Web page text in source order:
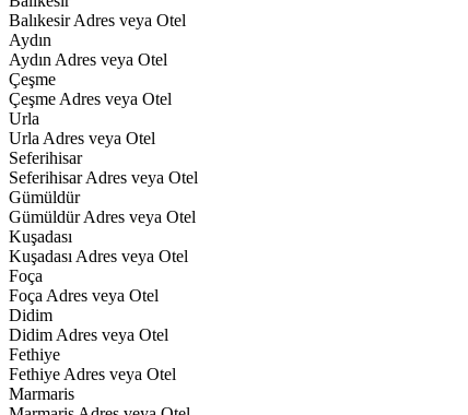
Balıkesir Adres veya Otel
Aydın
Aydın Adres veya Otel
Çeşme
Çeşme Adres veya Otel
Urla
Urla Adres veya Otel
Seferihisar
Seferihisar Adres veya Otel
Gümüldür
Gümüldür Adres veya Otel
Kuşadası
Kuşadası Adres veya Otel
Foça
Foça Adres veya Otel
Didim
Didim Adres veya Otel
Fethiye
Fethiye Adres veya Otel
Marmaris